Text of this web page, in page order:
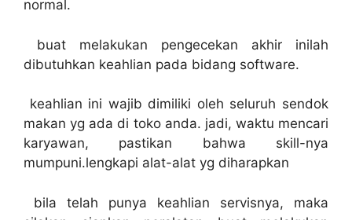
normal.
buat melakukan pengecekan akhir inilah
dibutuhkan keahlian pada bidang software.
keahlian ini wajib dimiliki oleh seluruh sendok
makan yg ada di toko anda. jadi, waktu mencari
karyawan, pastikan bahwa skill-nya
mumpuni.lengkapi alat-alat yg diharapkan
bila telah punya keahlian servisnya, maka